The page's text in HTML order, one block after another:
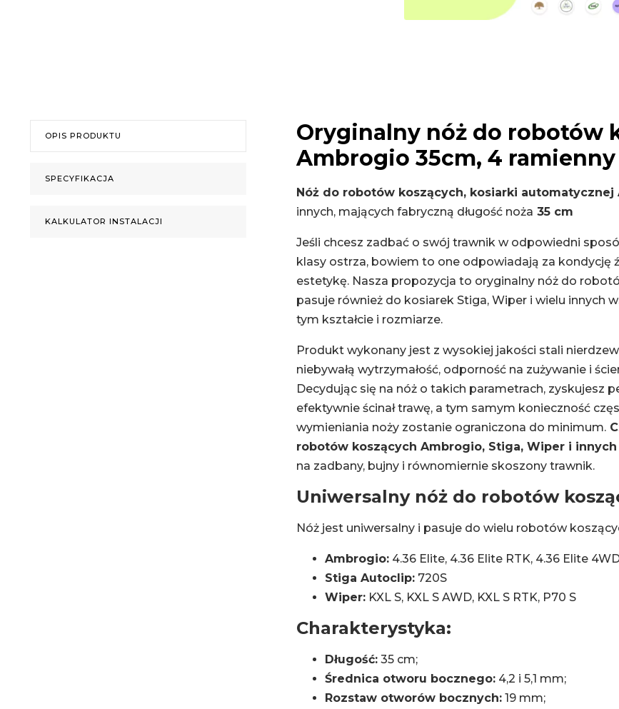
OPIS PRODUKTU
SPECYFIKACJA
KALKULATOR INSTALACJI
Oryginalny nóż do robotów
Ambrogio 35cm, 4 ramienny
Nóż do robotów koszących, kosiarki automatycznej
innych, mających fabryczną długość noża 35 cm
Jeśli chcesz zadbać o swój trawnik w odpowiedni
klasy ostrza, bowiem to one odpowiadają za kondycję
estetykę. Nasza propozycja to oryginalny nóż do
pasuje również do kosiarek Stiga, Wiper i wielu innych
tym kształcie i rozmiarze.
Produkt wykonany jest z wysokiej jakości stali
niebywałą wytrzymałość, odporność na zużywanie i
Decydując się na nóż o takich parametrach, zyskujesz
efektywnie ścinał trawę, a tym samym konieczność
wymieniania noży zostanie ograniczona do minimum.
robotów koszących Ambrogio, Stiga, Wiper i innych
na zadbany, bujny i równomiernie skoszony trawnik.
Uniwersalny nóż do robotów
Nóż jest uniwersalny i pasuje do wielu robotów
Ambrogio:4.36 Elite, 4.36 Elite RTK, 4.36 Elite
Stiga Autoclip:720S
Wiper:KXL S, KXL S AWD, KXL S RTK, P70 S
Charakterystyka:
Długość:35 cm;
Średnica otworu bocznego:4,2 i 5,1 mm;
Rozstaw otworów bocznych:19 mm;